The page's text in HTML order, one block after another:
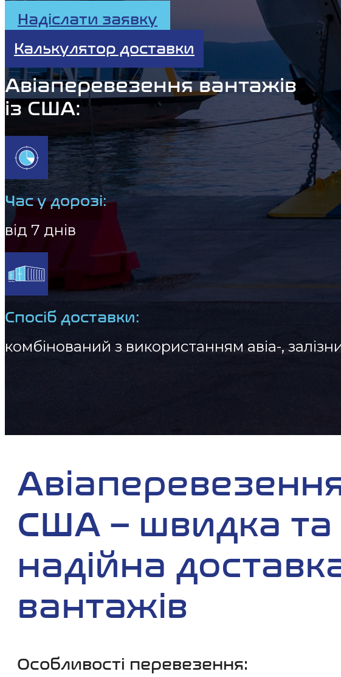
Надіслати заявку
Калькулятор доставки
Авіаперевезення вантажів
із США:
Час у дорозі:
від 7 днів
Спосіб доставки:
комбінований з використанням авіа-,
Авіаперевезення
США – швидка та
надійна
вантажів
Особливості перевезення: